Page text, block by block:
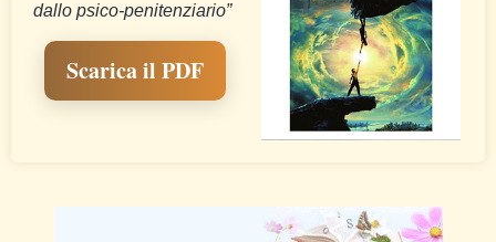
dallo psico-penitenziario”
Scarica il PDF